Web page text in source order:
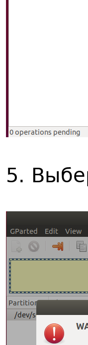
5.